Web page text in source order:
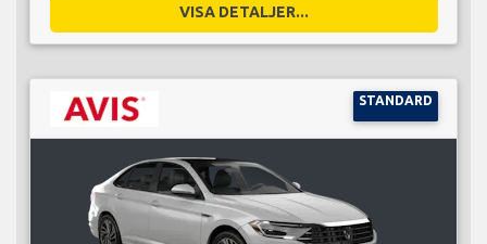
VISA DETALJER...
STANDARD